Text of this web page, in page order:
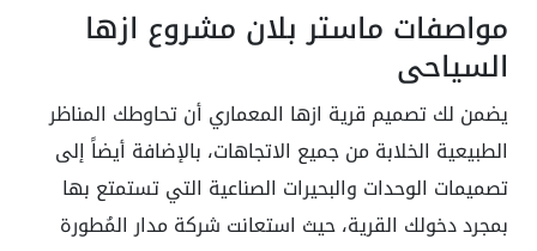
مواصفات ماستر بلان مشروع ازها
السياحي
يضمن لك تصميم قرية ازها المعماري أن تحاوطك المناظر
الطبيعية الخلابة من جميع الاتجاهات، بالإضافة أيضاً إلى
تصميمات الوحدات والبحيرات الصناعية التي تستمتع بها
بمجرد دخولك القرية، حيث استعانت شركة مدار المُطورة